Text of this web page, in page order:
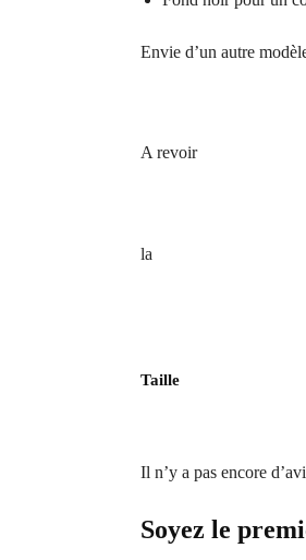
Envie d’un autre
A revoir
la
Taille
Il n’y a pas encore
Soyez le